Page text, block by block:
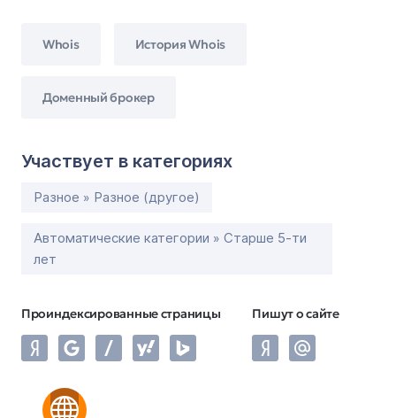
Whois История Whois
Доменный брокер
Участвует в категориях
Разное » Разное (другое)
Автоматические категории » Старше 5-ти
лет
Проиндексированные страницы Пишут о сайте